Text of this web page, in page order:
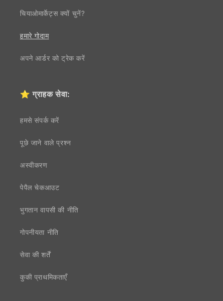
चियाओमार्केट्स क्यों चुनें?
हमारे गोदाम
अपने आर्डर को ट्रेक करें
⭐ ग्राहक सेवा:
हमसे संपर्क करें
पूछे जाने वाले प्रश्न
अस्वीकरण
पेपैल चेकआउट
भुगतान वापसी की नीति
गोपनीयता नीति
सेवा की शर्तें
कुकी प्राथमिकताएँ